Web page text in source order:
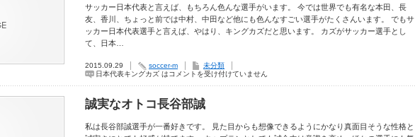
サッカー日本代表と言えば、もちろん色んな選手がいます。 今では世界でも有名な本田、長
友、香川、ちょっと前では中村、中田など他にも色んなすごい選手がたくさんいます。 でもサ
ッカー日本代表選手と言えば、やはり、キングカズだと思います。 カズがサッカー選手とし
て、日本…
2015.09.29 soccer-m
未分類
日本代表キングカズ はコメントを受け付けていません
誠実なオトコ長谷部誠
私は長谷部誠選手が一番好きです。 見た目からも想像できるようにかなり真面目そうな性格と